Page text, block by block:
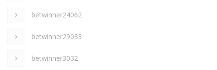
betwinner24062
betwinner29033
betwinner3032